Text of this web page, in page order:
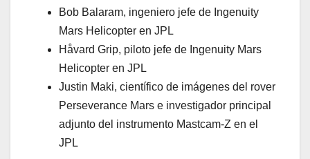
Bob Balaram, ingeniero jefe de Ingenuity
Mars Helicopter en JPL
Håvard Grip, piloto jefe de Ingenuity Mars
Helicopter en JPL
Justin Maki, científico de imágenes del rover
Perseverance Mars e investigador principal
adjunto del instrumento Mastcam-Z en el
JPL